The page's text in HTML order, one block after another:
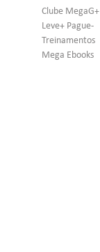
Clube MegaG+
Leve+ Pague-
Treinamentos
Mega Ebooks